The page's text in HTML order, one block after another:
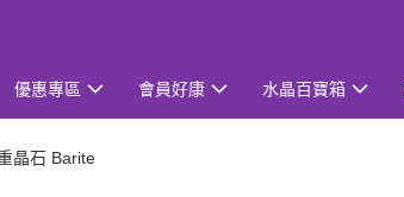
優惠專區 會員好康 水晶百寶箱
晶石 Barite